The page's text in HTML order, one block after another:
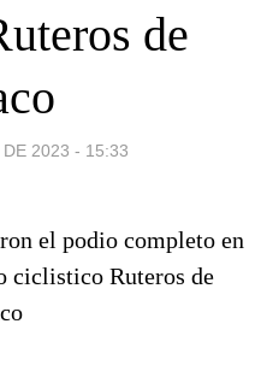
de
2023 - 15:33
el podio completo en
ciclistico Ruteros de